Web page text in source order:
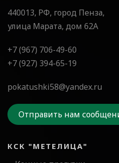
440013, РФ, город Пенза,
улица Марата, дом 62А
+7 (967) 706-49-60
+7 (927) 394-65-19
pokatushki58@yandex.ru
Отправить нам
КСК "МЕТЕЛИЦА"